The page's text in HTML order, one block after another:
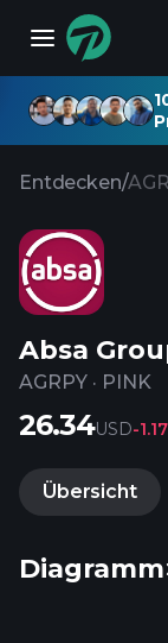
Entdecken/
Absa
AGRPY · PINK
26.34USD-1.17
Übersicht
Diagramm